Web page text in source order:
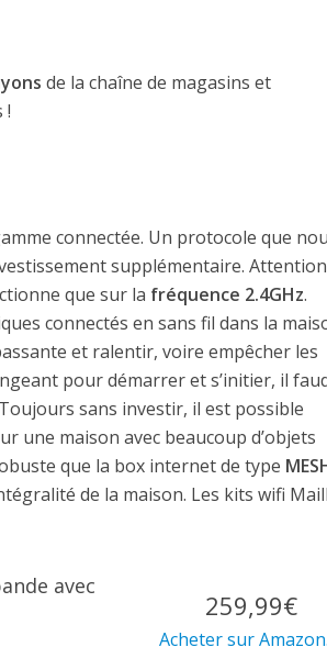
de la chaîne de magasins et
!
connectée. Un protocole que
supplémentaire. Attention
que sur la fréquence 2.4GHz.
connectés en sans fil dans la
et ralentir, voire empêcher les
pour démarrer et s’initier, il
sans investir, il est possible
une maison avec beaucoup d’objets
que la box internet de type
de la maison. Les kits wifi
avec
259,99€
Acheter sur